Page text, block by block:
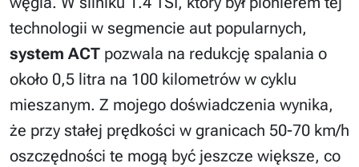
technologii w segmencie aut popularnych,
system ACT pozwala na redukcję spalania o
około 0,5 litra na 100 kilometrów w cyklu
mieszanym. Z mojego doświadczenia wynika,
że przy stałej prędkości w granicach 50-70 km/h
oszczędności te mogą być jeszcze większe, co